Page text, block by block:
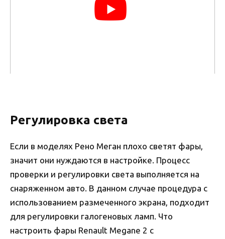
Регулировка света
Если в моделях Рено Меган плохо светят фары,
значит они нуждаются в настройке. Процесс
проверки и регулировки света выполняется на
снаряженном авто. В данном случае процедура с
использованием размеченного экрана, подходит
для регулировки галогеновых ламп. Что
настроить фары Renault Megane 2 с